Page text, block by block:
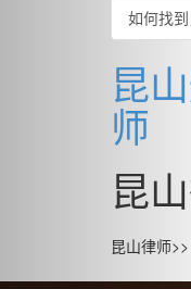
如何找
昆
师
昆
昆山律师>>